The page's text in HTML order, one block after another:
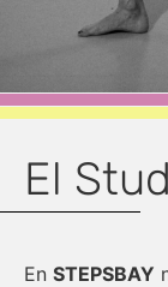
El
En STEPSBAY